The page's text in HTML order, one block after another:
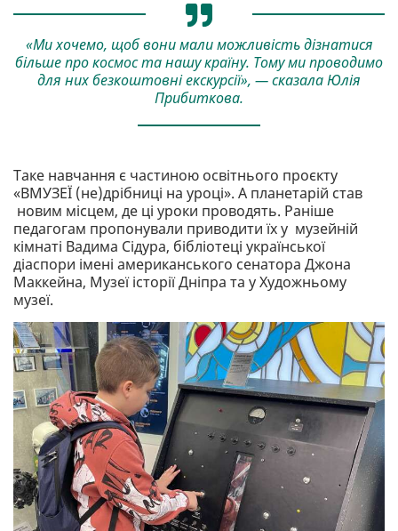
«Ми хочемо, щоб вони мали можливість дізнатися
більше про космос та нашу країну. Тому ми проводимо
для них безкоштовні екскурсії», — сказала Юлія
Прибиткова.
Таке навчання є частиною освітнього проєкту
«ВМУЗЕЇ (не)дрібниці на уроці». А планетарій став
новим місцем, де ці уроки проводять. Раніше
педагогам пропонували приводити їх у музейній
кімнаті Вадима Сідура, бібліотеці української
діаспори імені американського сенатора Джона
Маккейна, Музеї історії Дніпра та у Художньому
музеї.